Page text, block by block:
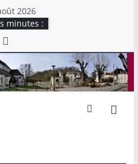
2026
minutes :